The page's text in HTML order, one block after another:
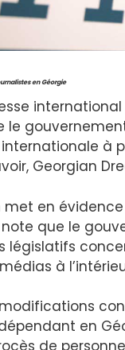
en Géorgie
le
à
Georgian
en
que le
législatifs
à
modifications
en